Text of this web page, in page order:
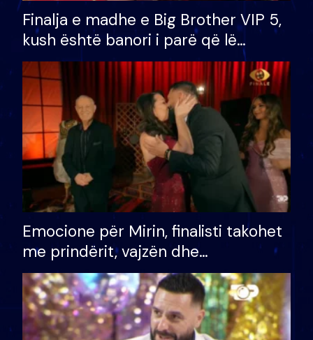
Finalja e madhe e Big Brother VIP 5,
kush është banori i parë që lë
shtëpinë dhe humb mundësinë për
të fituar çmimin e madh
Emocione për Mirin, finalisti takohet
me prindërit, vajzën dhe
bashkëshorten: S’kemi ndonjë letër
divorci apo jo?